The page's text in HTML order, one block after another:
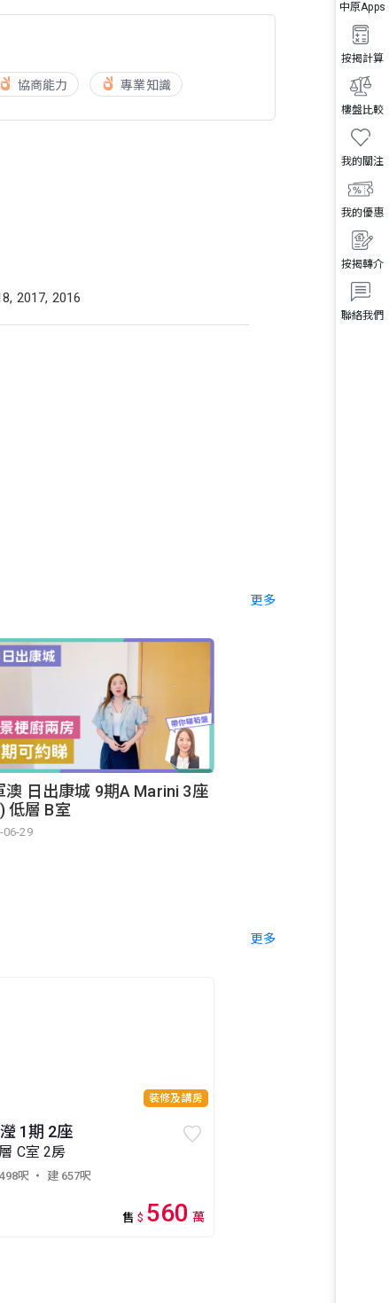
聯絡我們
按揭轉介
我的優惠
我的關注
樓盤比較
按揭計算
中原Apps
協商能力 專業知識
2017, 2016
更多
澳 日出康城 9期A Marini 3座
低層 B室
06-29
更多
裝修及講房
1期 2座
C室 2房
呎 ・ 建 657呎
售 $ 560 萬